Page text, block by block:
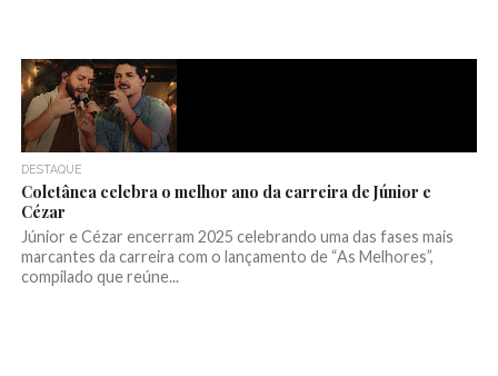
DESTAQUE
Coletânea celebra o melhor ano da carreira de Júnior e
Cézar
Júnior e Cézar encerram 2025 celebrando uma das fases mais
marcantes da carreira com o lançamento de “As Melhores”,
compilado que reúne...